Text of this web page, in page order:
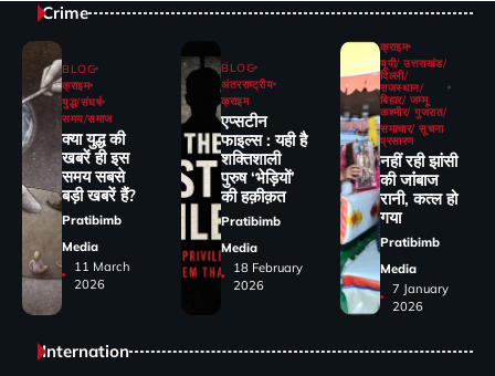
Crime
BLOG
क्राइम
युद्ध/संघर्ष
समय/समाज
क्या युद्ध की
खबरें ही इस
समय सबसे
बड़ी खबरें हैं?
Pratibimb
Media
11 March
2026
BLOG
अंतरराष्ट्रीय
क्राइम
एप्सटीन
फाइल्स : यही है
शक्तिशाली
पुरुष ‘भेड़ियों’
की हक़ीक़त
Pratibimb
Media
18 February
2026
क्राइम
यूपी/ उत्तराखंड/
दिल्ली/
राजस्थान/
बिहार/ जम्मू
कश्मीर/ गुजरात/
समाचार/ सूचना
प्रसारण
नहीं रही झांसी
की जांंबाज
रानी, कत्‍ल हो
गया
Pratibimb
Media
7 January
2026
Internation